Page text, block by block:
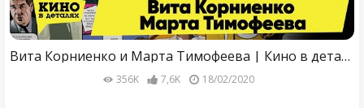
Вита Корниенко и Марта Тимофеева | Кино в деталях 18.02.2020
356K 7,6K 18/02/2020